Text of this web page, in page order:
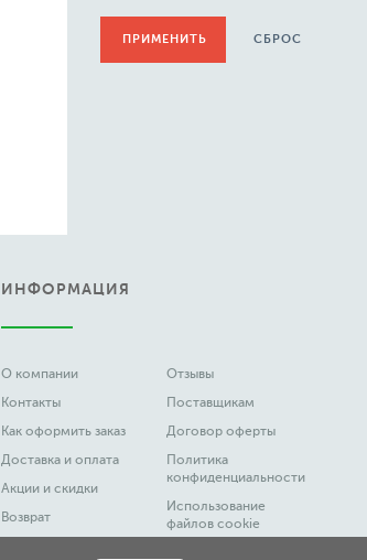
СБРОС
ИНФОРМАЦИЯ
О компании
Контакты
Как оформить заказ
Доставка и оплата
Акции и скидки
Возврат
Отзывы
Поставщикам
Договор оферты
Политика
конфиденциальности
Использование
файлов cookie